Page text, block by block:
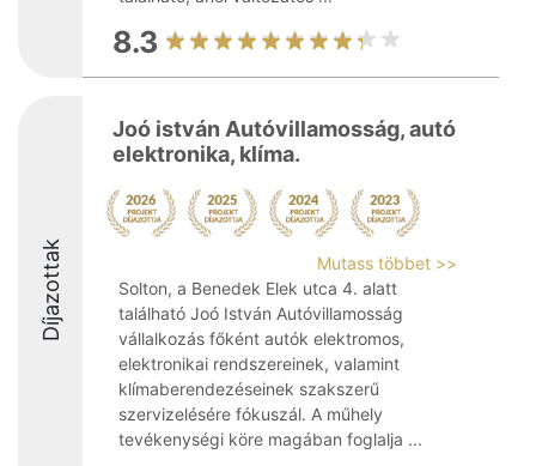
8.3
Díjazottak
Joó istván Autóvillamosság, autó
elektronika, klíma.
Mutass többet >>
Solton, a Benedek Elek utca 4. alatt
található Joó István Autóvillamosság
vállalkozás főként autók elektromos,
elektronikai rendszereinek, valamint
klímaberendezéseinek szakszerű
szervizelésére fókuszál. A műhely
tevékenységi köre magában foglalja ...